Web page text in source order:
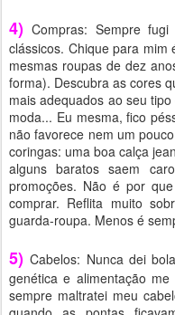
4)Compras: Sempre
clássicos. Chique para
mesmas roupas de dez
forma). Descubra as cores
mais adequados ao seu
moda... Eu mesma, fico
não favorece nem um
coringas: uma boa calça
alguns baratos saem
promoções. Não é por
comprar. Reflita muito
guarda-roupa. Menos é
5)Cabelos: Nunca dei
genética e alimentação
sempre maltratei meu